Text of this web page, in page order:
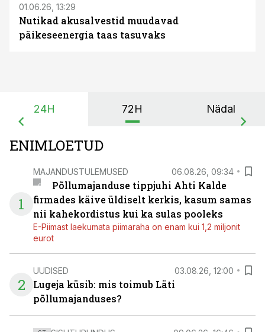
01.06.26, 13:29
Nutikad akusalvestid muudavad
päikeseenergia taas tasuvaks
24H 72H Nädal
ENIMLOETUD
1
MAJANDUSTULEMUSED 06.08.26, 09:34
Põllumajanduse tippjuhi Ahti Kalde
firmades käive üldiselt kerkis, kasum samas
nii kahekordistus kui ka sulas pooleks
E-Piimast laekumata piimaraha on enam kui 1,2 miljonit
eurot
2
UUDISED 03.08.26, 12:00
Lugeja küsib: mis toimub Läti
põllumajanduses?